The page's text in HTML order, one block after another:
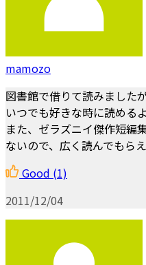
mamozo
図書館で借りて読みました
いつでも好きな時に読める
また、ゼラズニイ傑作短編
ないので、広く読んでもら
Good (1)
2011/12/04